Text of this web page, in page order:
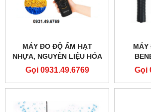
MÁY ĐO ĐỘ ẨM HẠT
NHỰA, NGUYÊN LIỆU HÓA
CHẤT JK-100C
Gọi 0931.49.6769
MÁY
Gọi